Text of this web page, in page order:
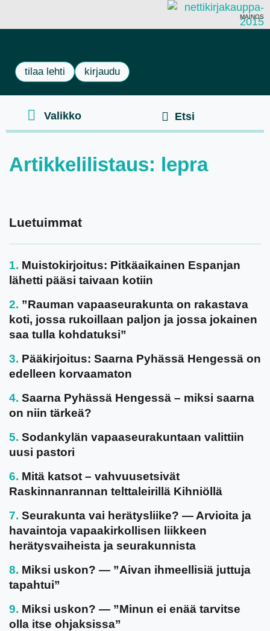
MAINOS
tilaa lehti kirjaudu
Artikkelilistaus: lepra
Luetuimmat
Muistokirjoitus: Pitkäaikainen Espanjan
lähetti pääsi taivaan kotiin
”Rauman vapaaseurakunta on rakastava
koti, jossa rukoillaan paljon ja jossa jokainen
saa tulla kohdatuksi”
Pääkirjoitus: Saarna Pyhässä Hengessä on
edelleen korvaamaton
Saarna Pyhässä Hengessä – miksi saarna
on niin tärkeä?
Sodankylän vapaaseurakuntaan valittiin
uusi pastori
Mitä katsot – vahvuusetsivät
Raskinnanrannan telttaleirillä Kihniöllä
Seurakunta vai herätysliike? — Arvioita ja
havaintoja vapaakirkollisen liikkeen
herätysvaiheista ja seurakunnista
Miksi uskon? — ”Aivan ihmeellisiä juttuja
tapahtui”
Miksi uskon? — ”Minun ei enää tarvitse
olla itse ohjaksissa”